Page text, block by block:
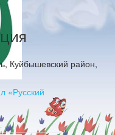
«Русский
Куйбышевский район,